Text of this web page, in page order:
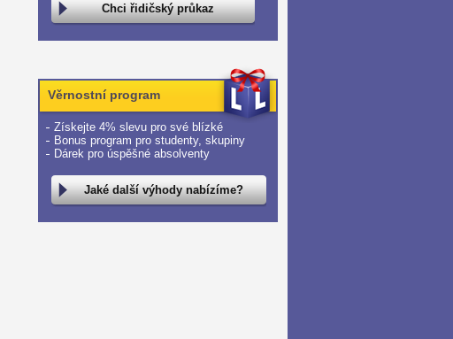
Chci řidičský průkaz
Věrnostní program
Získejte 4% slevu pro své blízké
Bonus program pro studenty, skupiny
Dárek pro úspěšné absolventy
Jaké další výhody nabízíme?